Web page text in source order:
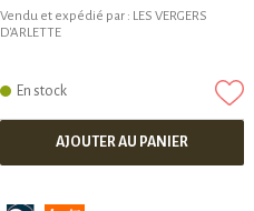
Vendu et expédié par : LES VERGERS
D'ARLETTE
En stock
AJOUTER AU PANIER